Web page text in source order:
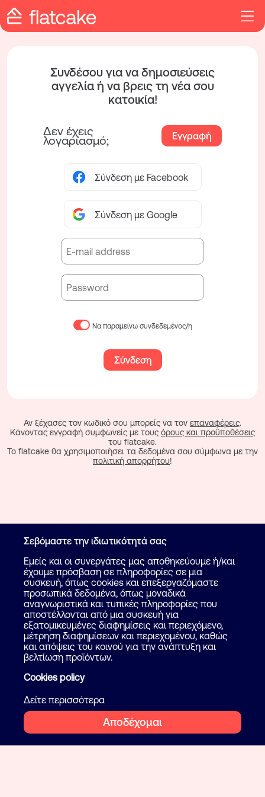
Συνδέσου για να δημοσιεύσεις
αγγελία ή να βρεις τη νέα σου
κατοικία!
Δεν έχεις
λογαριασμό; Εγγραφή
Σύνδεση με Facebook
Σύνδεση με Google
Να παραμείνω συνδεδεμένος/η
Σύνδεση
Αν ξέχασες τον κωδικό σου μπορείς να τον επαναφέρεις.
Κάνοντας εγγραφή συμφωνείς με τους όρους και προϋποθέσεις
του flatcake.
To flatcake θα χρησιμοποιήσει τα δεδομένα σου σύμφωνα με την
πολιτική απορρήτου!
Σεβόμαστε την ιδιωτικότητά σας
Εμείς και οι συνεργάτες μας αποθηκεύουμε ή/και
έχουμε πρόσβαση σε πληροφορίες σε μια
συσκευή, όπως cookies και επεξεργαζόμαστε
προσωπικά δεδομένα, όπως μοναδικά
αναγνωριστικά και τυπικές πληροφορίες που
αποστέλλονται από μια συσκευή για
εξατομικευμένες διαφημίσεις και περιεχόμενο,
μέτρηση διαφημίσεων και περιεχομένου, καθώς
και απόψεις του κοινού για την ανάπτυξη και
βελτίωση προϊόντων.
Cookies policy
Δείτε περισσότερα
Αποδέχομαι